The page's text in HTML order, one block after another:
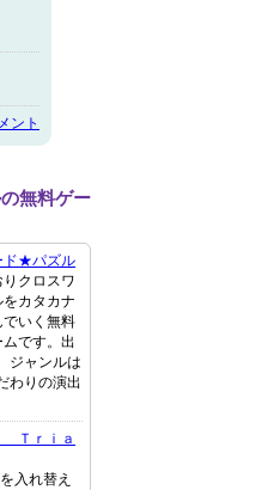
ント
無料ゲー
ド★パズル
クロスワ
カタカナ
いく無料
です。出
ジャンルは
わりの演出
Ｔｒｉａ
入れ替え